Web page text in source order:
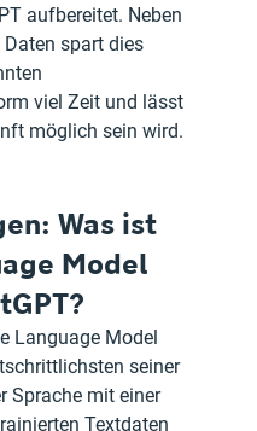
aufbereitet. Neben
Daten spart dies
viel Zeit und lässt
möglich sein wird.
Was ist
Model
Language Model
seiner
Sprache mit einer
Textdaten